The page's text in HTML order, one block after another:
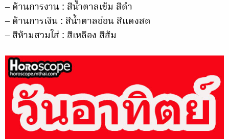
– ด้านการงาน : สีน้ำตาลเข้ม สีดำ
– ด้านการเงิน : สีน้ำตาลอ่อน สีแดงสด
– สีห้ามสวมใส่ : สีเหลือง สีส้ม